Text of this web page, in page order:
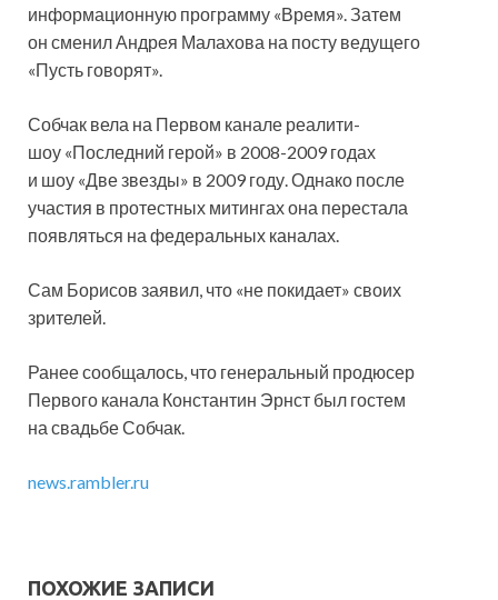
информационную программу «Время». Затем
он сменил Андрея Малахова на посту ведущего
«Пусть говорят».
Собчак вела на Первом канале реалити-
шоу «Последний герой» в 2008-2009 годах
и шоу «Две звезды» в 2009 году. Однако после
участия в протестных митингах она перестала
появляться на федеральных каналах.
Сам Борисов заявил, что «не покидает» своих
зрителей.
Ранее сообщалось, что генеральный продюсер
Первого канала Константин Эрнст был гостем
на свадьбе Собчак.
news.rambler.ru
ПОХОЖИЕ ЗАПИСИ